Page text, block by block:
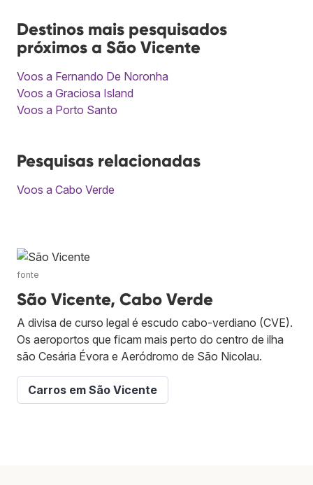
Destinos mais pesquisados
próximos a São Vicente
Voos a Fernando De Noronha
Voos a Graciosa Island
Voos a Porto Santo
Pesquisas relacionadas
Voos a Cabo Verde
fonte
São Vicente, Cabo Verde
A divisa de curso legal é escudo cabo-verdiano (CVE).
Os aeroportos que ficam mais perto do centro de ilha
são Cesária Évora e Aeródromo de São Nicolau.
Carros em São Vicente